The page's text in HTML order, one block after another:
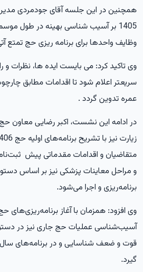
همچنین در این جلسه آقای جودمردی
1405 بر آسیب شناسی بهینه در طول
وظایف واحدها برای برنامه ریزی حج تمتع
وی تاکید کرد: می بایست ایده ها، نظرات
سریعتر اعلام شود تا اقدامات مطابق
عمره تدوین گردد .
در ادامه این نشست، اکبر رضایی معاون
متقاضیان و اقدامات مقدماتی پیش
و مراحل معاینات پزشکی نیز بر اساس
برنامه‌ریزی و اجرا می‌شود.
وی افزود: همزمان با آغاز برنامه‌ریزی‌های
آسیب‌شناسی عملیات حج جاری نیز در دستور
قوت و ضعف شناسایی و در برنامه‌های سال
گیرد.